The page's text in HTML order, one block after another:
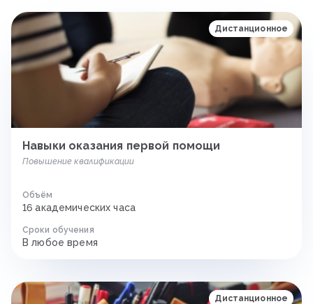
Дистанционное
Навыки оказания первой помощи
Повышение квалификации
Объём
16 академических часа
Сроки обучения
В любое время
Дистанционное